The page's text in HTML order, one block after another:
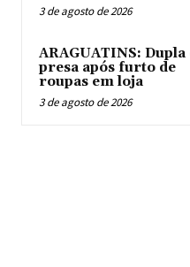
3 de agosto de 2026
ARAGUATINS: Dupla
presa após furto de
roupas em loja
3 de agosto de 2026